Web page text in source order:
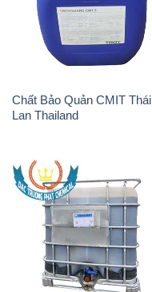
Chất Bảo Quản CMIT Thái
Lan Thailand